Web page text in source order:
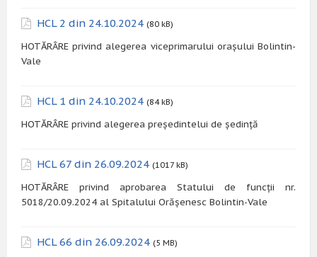
HCL 2 din 24.10.2024 (80 kB)
HOTĂRÂRE privind alegerea viceprimarului orașului Bolintin-
Vale
HCL 1 din 24.10.2024 (84 kB)
HOTĂRÂRE privind alegerea președintelui de ședință
HCL 67 din 26.09.2024 (1017 kB)
HOTĂRÂRE privind aprobarea Statului de funcții nr.
5018/20.09.2024 al Spitalului Orășenesc Bolintin-Vale
HCL 66 din 26.09.2024 (5 MB)